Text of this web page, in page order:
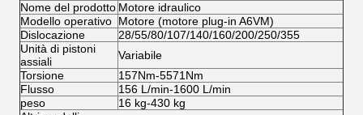
Nome del prodotto Motore idraulico
Modello operativo Motore (motore plug-in A6VM)
Dislocazione
28/55/80/107/140/160/200/250/355
Unità di pistoni
assiali
Variabile
Torsione
157Nm-5571Nm
Flusso
156 L/min-1600 L/min
peso
16 kg-430 kg